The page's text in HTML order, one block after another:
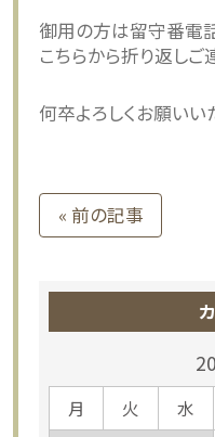
御用の方は留守番電
こちらから折り返しご
何卒よろしくお願いい
« 前の記事
月 火 水